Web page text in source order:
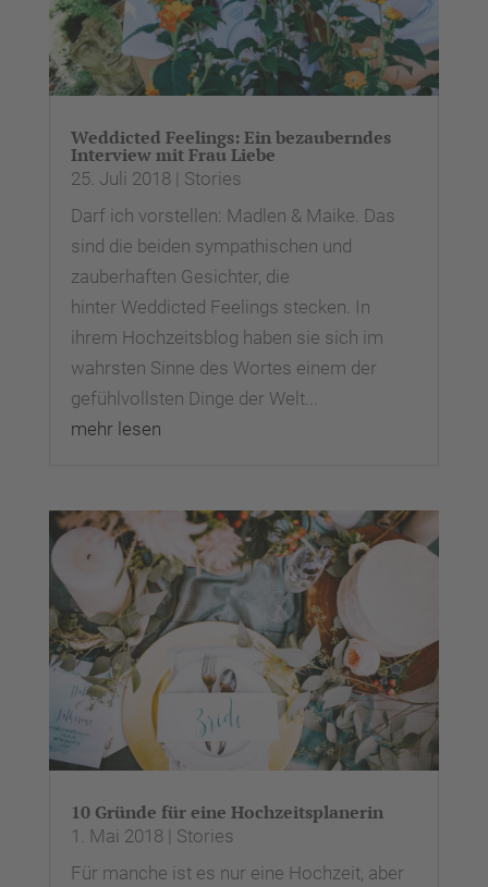
Weddicted Feelings: Ein bezauberndes
Interview mit Frau Liebe
25. Juli 2018| Stories
Darf ich vorstellen: Madlen & Maike. Das
sind die beiden sympathischen und
zauberhaften Gesichter, die
hinter Weddicted Feelings stecken. In
ihrem Hochzeitsblog haben sie sich im
wahrsten Sinne des Wortes einem der
gefühlvollsten Dinge der Welt...
mehr lesen
10 Gründe für eine Hochzeitsplanerin
1. Mai 2018| Stories
Für manche ist es nur eine Hochzeit, aber